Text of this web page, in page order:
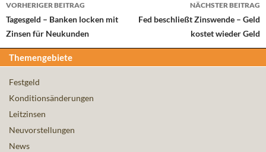
Navigation
VORHERIGER BEITRAG
Tagesgeld – Banken locken mit
Zinsen für Neukunden
NÄCHSTER BEITRAG
Fed beschließt Zinswende – Geld
kostet wieder Geld
Themengebiete
Festgeld
Konditionsänderungen
Leitzinsen
Neuvorstellungen
News